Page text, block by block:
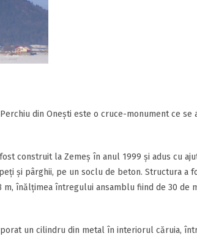
din Onești este o cruce-monument ce
construit la Zemeș în anul 1999 și adus cu
și pârghii, pe un soclu de beton. Structura
m, înălțimea întregului ansamblu fiind de 30 de
un cilindru din metal în interiorul căruia,